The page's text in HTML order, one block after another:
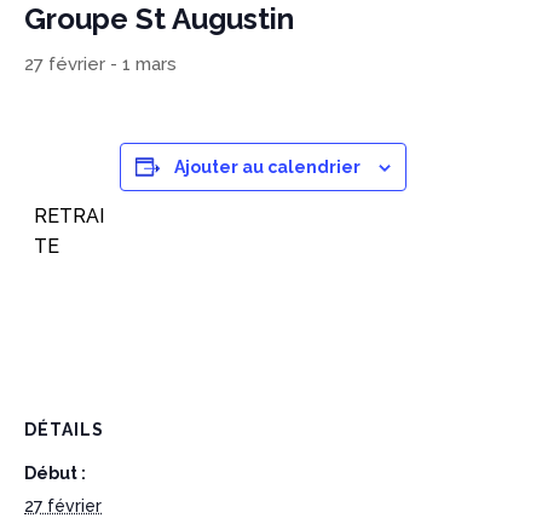
Groupe St Augustin
27 février - 1 mars
RETRAI
TE
Ajouter au calendrier
DÉTAILS
Début :
27 février